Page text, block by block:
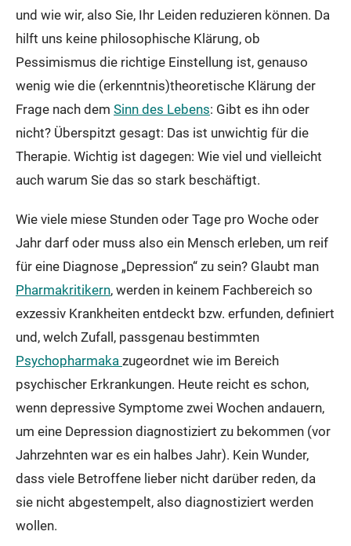
und wie wir, also Sie, Ihr Leiden reduzieren können. Da
hilft uns keine philosophische Klärung, ob
Pessimismus die richtige Einstellung ist, genauso
wenig wie die (erkenntnis)theoretische Klärung der
Frage nach dem Sinn des Lebens: Gibt es ihn oder
nicht? Überspitzt gesagt: Das ist unwichtig für die
Therapie. Wichtig ist dagegen: Wie viel und vielleicht
auch warum Sie das so stark beschäftigt.
Wie viele miese Stunden oder Tage pro Woche oder
Jahr darf oder muss also ein Mensch erleben, um reif
für eine Diagnose „Depression“ zu sein? Glaubt man
Pharmakritikern, werden in keinem Fachbereich so
exzessiv Krankheiten entdeckt bzw. erfunden, definiert
und, welch Zufall, passgenau bestimmten
Psychopharmaka zugeordnet wie im Bereich
psychischer Erkrankungen. Heute reicht es schon,
wenn depressive Symptome zwei Wochen andauern,
um eine Depression diagnostiziert zu bekommen (vor
Jahrzehnten war es ein halbes Jahr). Kein Wunder,
dass viele Betroffene lieber nicht darüber reden, da
sie nicht abgestempelt, also diagnostiziert werden
wollen.